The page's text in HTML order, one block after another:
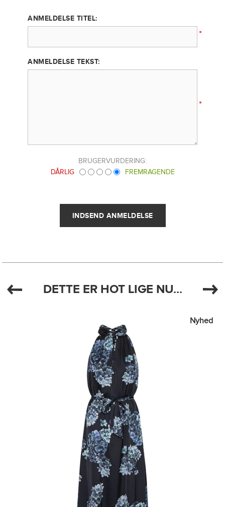
ANMELDELSE TITEL:
*
ANMELDELSE TEKST:
*
BRUGERVURDERING:
DÅRLIG
FREMRAGENDE
DETTE ER HOT LIGE NU...